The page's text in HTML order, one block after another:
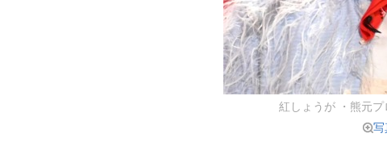
紅しょうが ・熊元
写